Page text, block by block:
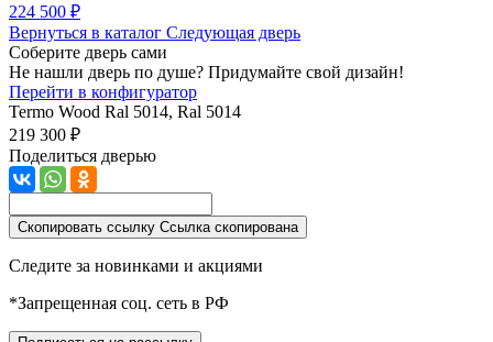
224 500 ₽
Вернуться в каталог Следующая дверь
Соберите дверь сами
Не нашли дверь по душе? Придумайте свой дизайн!
Перейти в конфигуратор
Termo Wood Ral 5014, Ral 5014
219 300 ₽
Поделиться дверью
Скопировать ссылку Ссылка скопирована
Следите за новинками и акциями
*Запрещенная соц. сеть в РФ